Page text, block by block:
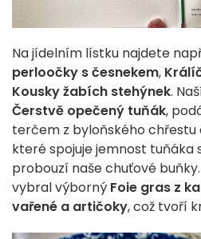
Na jídelním lístku najdete
perloočky s česnekem,
Kousky žabích stehýnek.
Čerstvě opečený tuňák,
terčem z byloňského chřestu
které spojuje jemnost tuňáka
probouzí naše chuťové
vybral výborný Foie gras z
vařené a artičoky, což tvoří